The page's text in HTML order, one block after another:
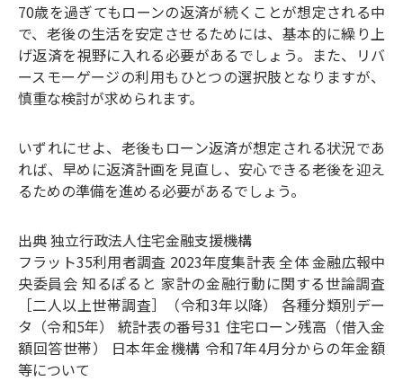
70歳を過ぎてもローンの返済が続くことが想定される中
で、老後の生活を安定させるためには、基本的に繰り上
げ返済を視野に入れる必要があるでしょう。また、リバ
ースモーゲージの利用もひとつの選択肢となりますが、
慎重な検討が求められます。
いずれにせよ、老後もローン返済が想定される状況であ
れば、早めに返済計画を見直し、安心できる老後を迎え
るための準備を進める必要があるでしょう。
出典 独立行政法人住宅金融支援機構
フラット35利用者調査 2023年度集計表 全体 金融広報中
央委員会 知るぽると 家計の金融行動に関する世論調査
［二人以上世帯調査］（令和3年以降） 各種分類別デー
タ（令和5年） 統計表の番号31 住宅ローン残高（借入金
額回答世帯） 日本年金機構 令和7年4月分からの年金額
等について